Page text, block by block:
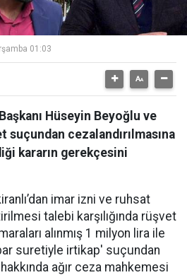
01:03
Hüseyin Beyoğlu ve
cezalandırılmasına
kararın gerekçesini
imar izni ve ruhsat
talebi karşılığında rüşvet
alınmış 1 milyon lira ile
suretiyle irtikap' suçundan
ağır ceza mahkemesi